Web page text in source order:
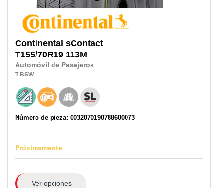
Continental sContact
T155/70R19 113M
Automóvil de Pasajeros
T BSW
Número de pieza: 0032070190788600073
Próximamente
Ver opciones